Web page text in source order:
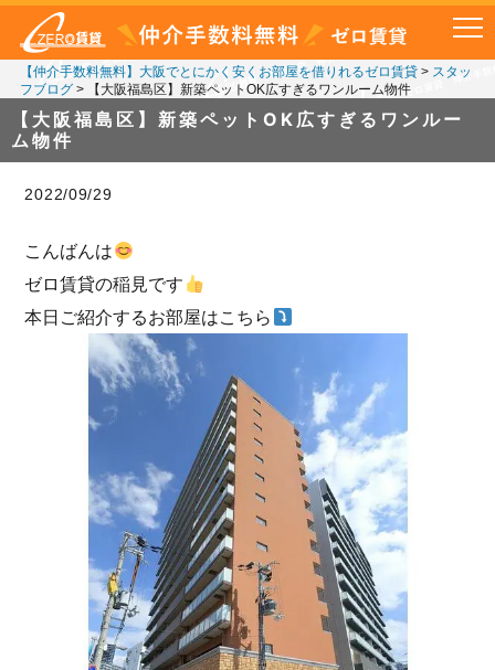
【仲介手数料無料】大阪でとにかく安くお部屋を借りれるゼロ賃貸> スタッ
フブログ> 【大阪福島区】新築ペットOK広すぎるワンルーム物件
【大阪福島区】新築ペットOK広すぎるワンルー
ム物件
2022/09/29
こんばんは
ゼロ賃貸の稲見です
本日ご紹介するお部屋はこちら